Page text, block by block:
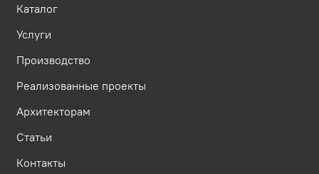
Каталог
Услуги
Производство
Реализованные проекты
Архитекторам
Статьи
Контакты